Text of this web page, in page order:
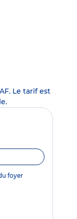
Le tarif est
foyer